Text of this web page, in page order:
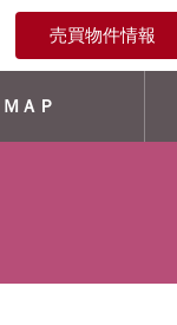
売買物件情報
ＭＡＰ